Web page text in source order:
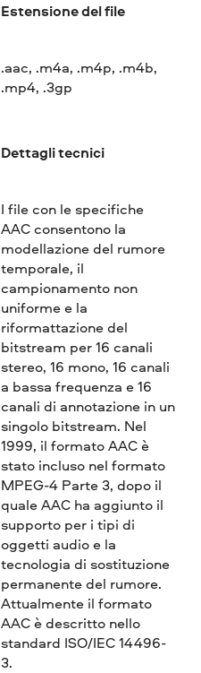
Estensione del file
.aac, .m4a, .m4p, .m4b,
.mp4, .3gp
Dettagli tecnici
I file con le specifiche
AAC consentono la
modellazione del rumore
temporale, il
campionamento non
uniforme e la
riformattazione del
bitstream per 16 canali
stereo, 16 mono, 16 canali
a bassa frequenza e 16
canali di annotazione in un
singolo bitstream. Nel
1999, il formato AAC è
stato incluso nel formato
MPEG-4 Parte 3, dopo il
quale AAC ha aggiunto il
supporto per i tipi di
oggetti audio e la
tecnologia di sostituzione
permanente del rumore.
Attualmente il formato
AAC è descritto nello
standard ISO/IEC 14496-
3.